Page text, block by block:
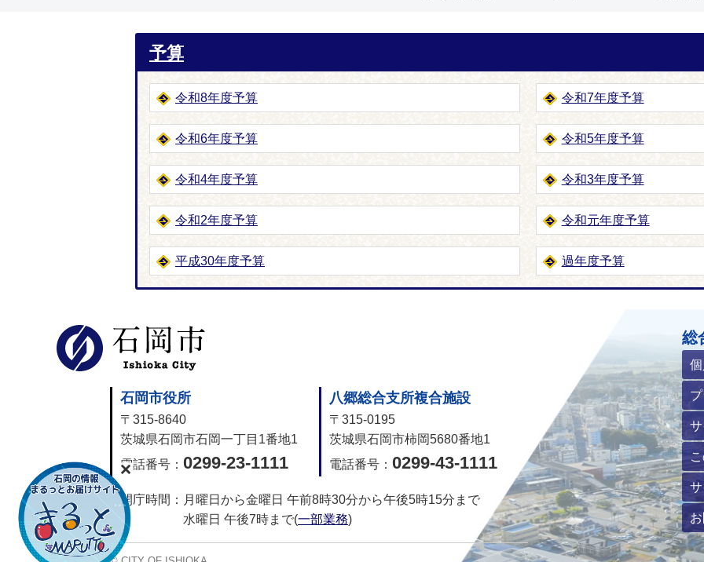
予算
令和8年度予算 令和7年度予算
令和6年度予算 令和5年度予算
令和4年度予算 令和3年度予算
令和2年度予算 令和元年度予算
平成30年度予算 過年度予算
石岡市役所
〒315-8640
茨城県石岡市石岡一丁目1番地1
電話番号： 0299-23-1111
八郷総合支所複合施設
〒315-0195
茨城県石岡市柿岡5680番地1
電話番号： 0299-43-1111
開庁時間： 月曜日から金曜日 午前8時30分から午後5時15分まで
水曜日 午後7時まで(一部業務)
総